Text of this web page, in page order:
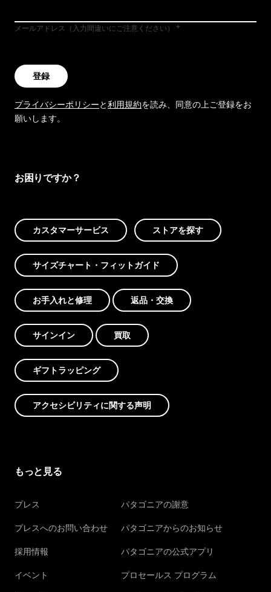
メールアドレス（入力間違いにご注意ください）
登録
プライバシーポリシーと利用規約を読み、同意の上ご登録をお
願いします。
お困りですか？
カスタマーサービス ストアを探す
サイズチャート・フィットガイド
お手入れと修理 返品・交換
サインイン 買取
ギフトラッピング
アクセシビリティに関する声明
もっと見る
プレス
プレスへのお問い合わせ
採用情報
イベント
パタゴニアの謝意
パタゴニアからのお知らせ
パタゴニアの公式アプリ
プロセールス プログラム